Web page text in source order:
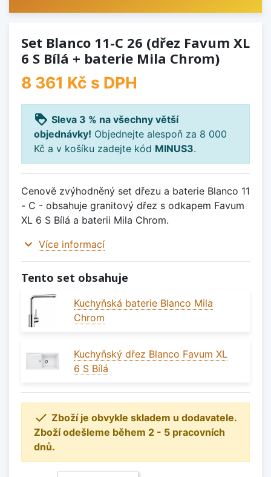
Set Blanco 11-C 26 (dřez Favum XL
6 S Bílá + baterie Mila Chrom)
8 361 Kč s DPH
loyalty Sleva 3 % na všechny větší
objednávky! Objednejte alespoň za 8 000
Kč a v košíku zadejte kód MINUS3.
Cenově zvýhodněný set dřezu a baterie Blanco 11
- C - obsahuje granitový dřez s odkapem Favum
XL 6 S Bílá a baterii Mila Chrom.
expand_more Více informací
Tento set obsahuje
Kuchyňská baterie Blanco Mila
Chrom
Kuchyňský dřez Blanco Favum XL
6 S Bílá
 Zboží je obvykle skladem u dodavatele.
Zboží odešleme během 2 - 5 pracovních
dnů.